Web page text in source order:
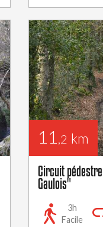
11 ,2 km
Circuit
Gaulois"
3h
Facile